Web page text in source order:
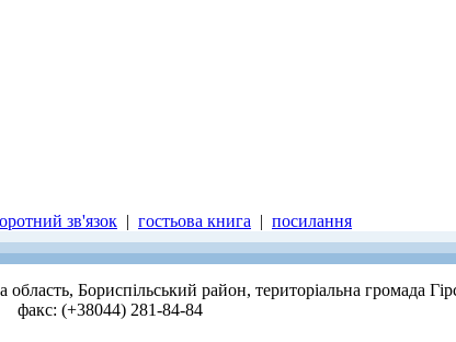
зв'язок | гостьова книга | посилання
область, Бориспільський район, територіальна громада
факс: (+38044) 281-84-84